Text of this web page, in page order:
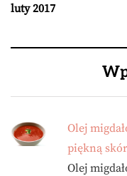
luty 2017
Olej
piękną
Olej